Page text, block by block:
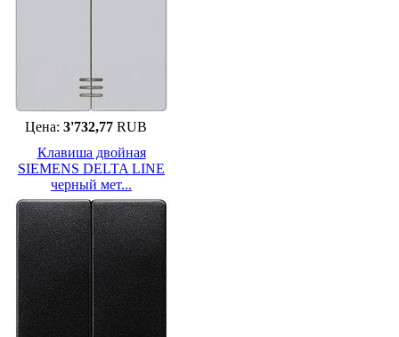
Цена: 3'732,77RUB
Клавиша двойная
SIEMENS DELTA LINE
черный мет...